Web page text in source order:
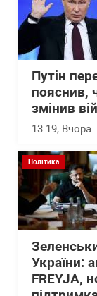
Путін
пояснив,
змінив
13:19, Вчора
Політика
України:
FREYJA,